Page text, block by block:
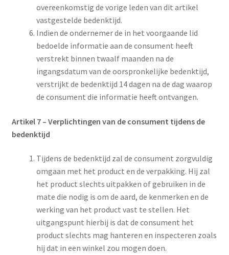
overeenkomstig de vorige leden van dit artikel
vastgestelde bedenktijd.
Indien de ondernemer de in het voorgaande lid
bedoelde informatie aan de consument heeft
verstrekt binnen twaalf maanden na de
ingangsdatum van de oorspronkelijke bedenktijd,
verstrijkt de bedenktijd 14 dagen na de dag waarop
de consument die informatie heeft ontvangen.
Artikel 7 – Verplichtingen van de consument tijdens de
bedenktijd
Tijdens de bedenktijd zal de consument zorgvuldig
omgaan met het product en de verpakking. Hij zal
het product slechts uitpakken of gebruiken in de
mate die nodig is om de aard, de kenmerken en de
werking van het product vast te stellen. Het
uitgangspunt hierbij is dat de consument het
product slechts mag hanteren en inspecteren zoals
hij dat in een winkel zou mogen doen.